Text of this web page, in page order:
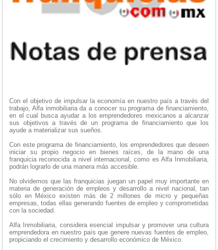
Con el objetivo de impulsar la economía en nuestro país a través del
trabajo, Alfa inmobiliaria da a conocer su programa de financiamiento,
en el cual busca ayudar a los emprendedores mexicanos a alcanzar
sus objetivos a través de un programa de financiamiento que los
ayude a materializar sus sueños.
Con este programa de financiamiento, los emprendedores que deseen
iniciar su propio negocio en bienes raíces, de la mano de una
franquicia reconocida a nivel internacional, como es Alfa Inmobiliaria,
podrán lograrlo de una manera más accesible.
No olvidemos que las franquicias juegan un papel muy importante en
materia de generación de empleos y desarrollo a nivel nacional, tan
sólo en México existen más de 2 millones de micro y pequeñas
empresas, todas ellas generando fuentes de empleo y comprometidas
con la sociedad.
Alfa Inmobiliaria, considera esencial impulsar y promover una cultura
emprendedora en nuestro país que genere nuevas fuentes de empleo,
propiciando el crecimiento y desarrollo económico de México.